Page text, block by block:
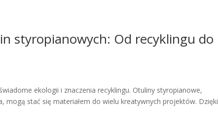
styropianowych: Od recyklingu do
ekologii i znaczenia recyklingu. Otuliny styropianowe,
stać się materiałem do wielu kreatywnych projektów. Dzięki